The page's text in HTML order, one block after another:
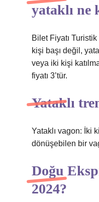
yataklı ne
Bilet Fiyatı
kişi başı değil,
veya iki kişi
fiyatı 3’tür.
Yataklı
Yataklı vagon: İki
dönüşebilen bir
Doğu
2024?